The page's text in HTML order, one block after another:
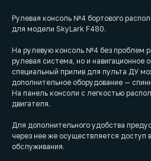
Рулевая консоль №4 бортового
для модели SkyLark F480.
На рулевую консоль №4 без проблем
рулевая система, но и навигационное
специальный прилив для пульта ДУ
дополнительное оборудование —
На панель консоли с легкостью
двигателя.
Для дополнительного удобства
через нее же осуществляется доступ
обслуживания.